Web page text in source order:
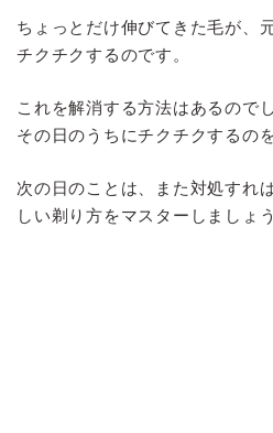
ちょっとだけ伸びてきた毛が、
チクチクするのです。
これを解消する方法はあるので
その日のうちにチクチクするの
次の日のことは、また対処すれ
しい剃り方をマスターしましょう